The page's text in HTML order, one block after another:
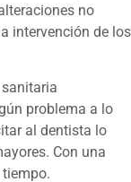
no
intervención de los
problema a lo
al dentista lo
Con una